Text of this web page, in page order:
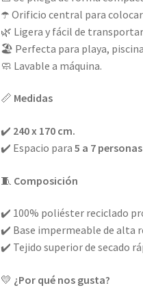
☂️ Orificio central para
🌿 Ligera y fácil de
🏖️ Perfecta para playa,
🧼 Lavable a máquina.
📏 Medidas
✔️ 240 x 170 cm.
✔️ Espacio para5 a 7 personas
🧵 Composición
✔️ 100% poliéster reciclado
✔️ Base impermeable de alta
✔️ Tejido superior de secado
💛 ¿Por qué nos gusta?